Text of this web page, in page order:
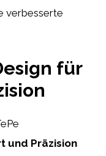
verbesserte
für
und Präzision